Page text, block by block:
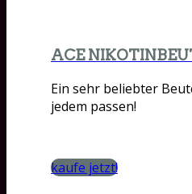
ACE
Ein sehr beliebter
jedem passen!
kaufe jetzt!